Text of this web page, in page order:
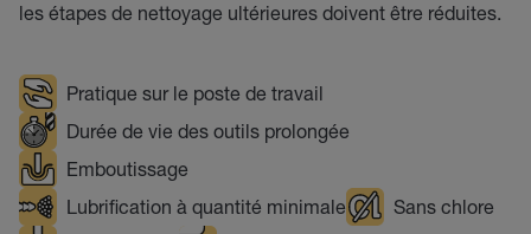
les étapes de nettoyage ultérieures doivent être réduites.
Pratique sur le poste de travail
Durée de vie des outils prolongée
Emboutissage
Lubrification à quantité minimale
Sans chlore